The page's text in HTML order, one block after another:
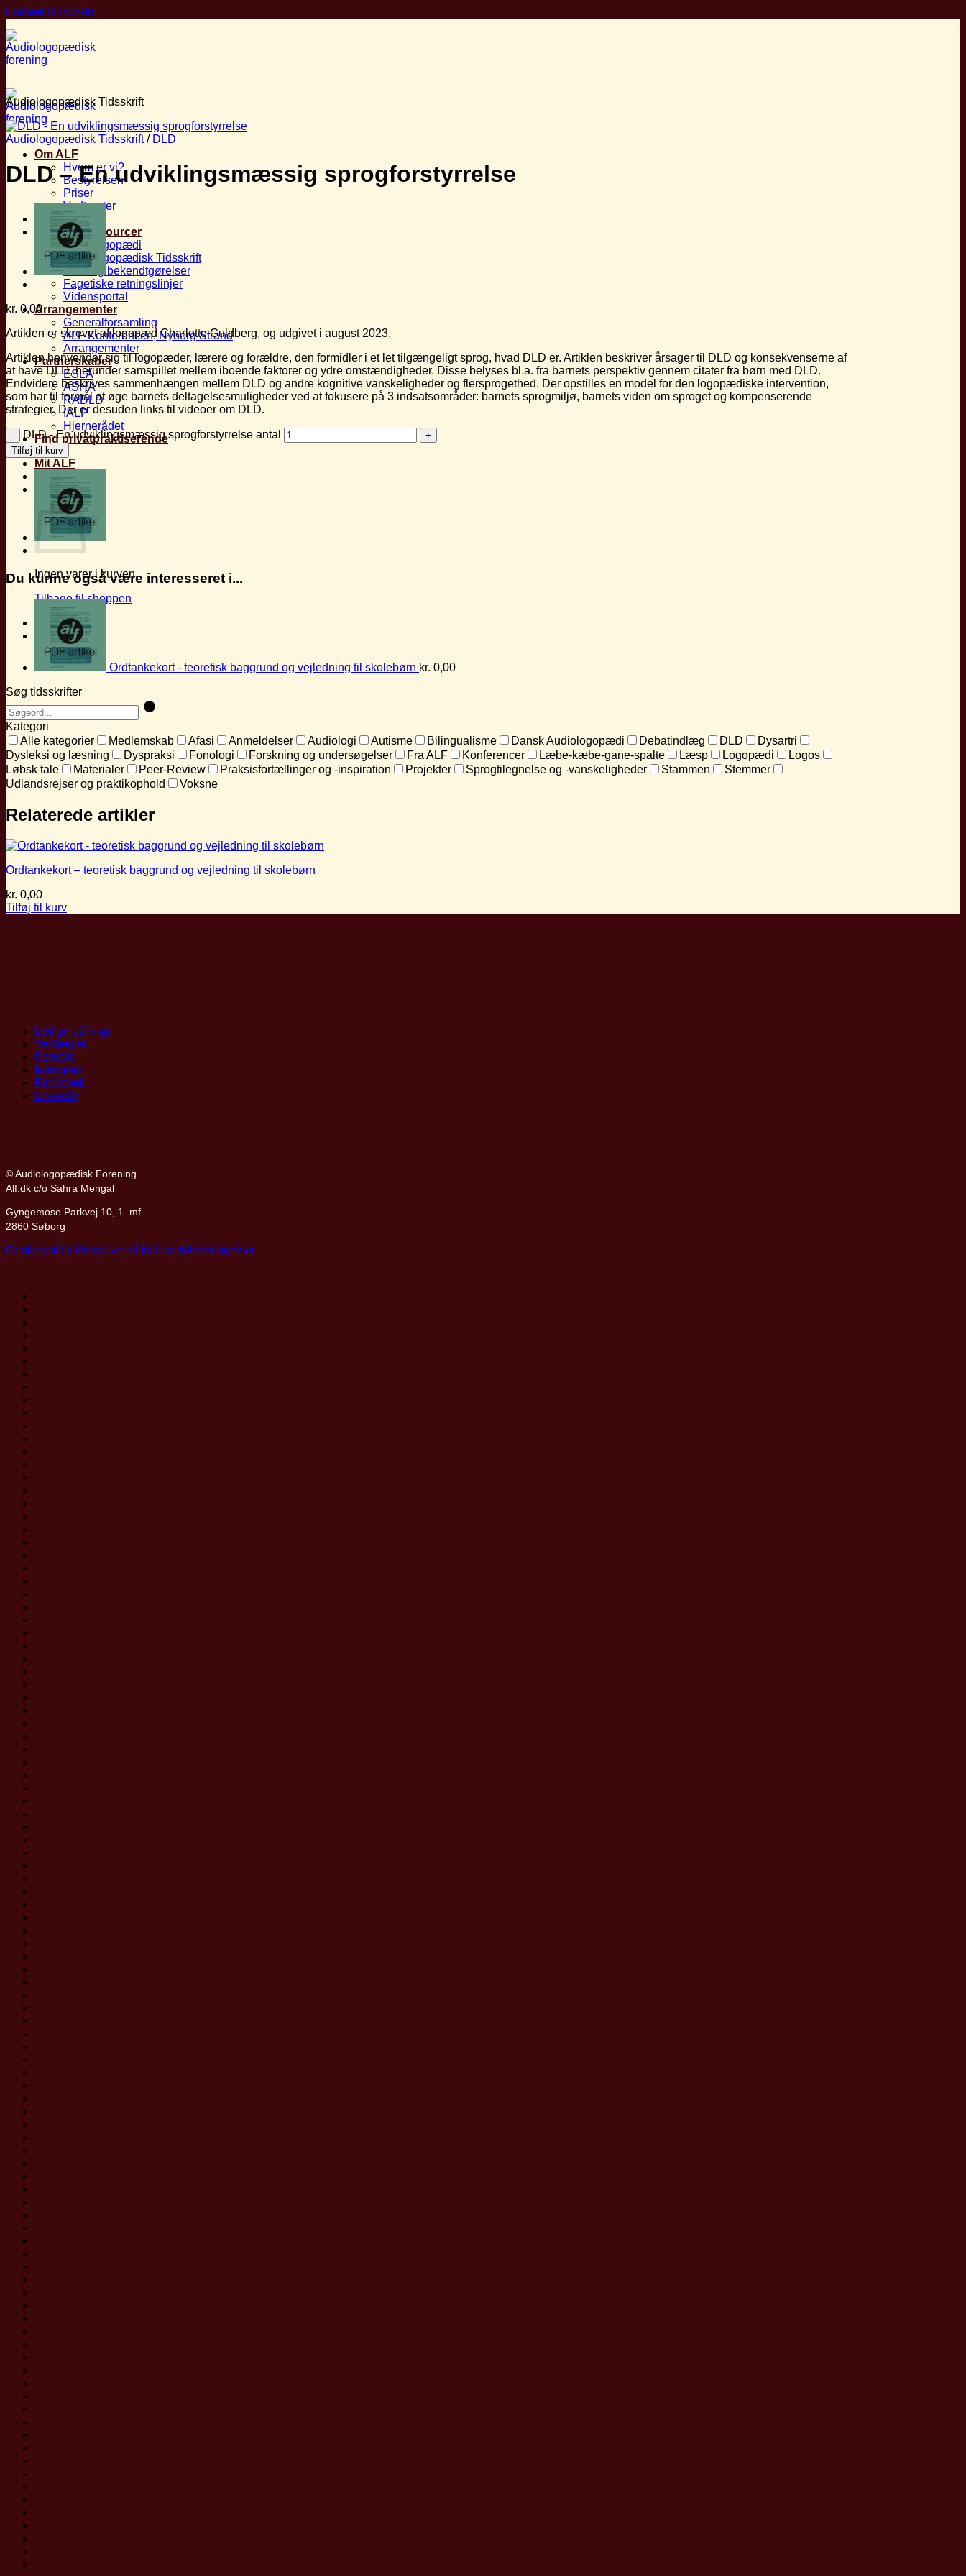
Fortsæt til indhold
Om ALF
Hvem er vi?
Bestyrelsen
Priser
Vedtægter
Medlemskab
Faglige Ressourcer
Audiologopædi
Audiologopædisk Tidsskrift
Love og bekendtgørelser
Fagetiske retningslinjer
Vidensportal
Arrangementer
Generalforsamling
ALF Konferencen, Nyborg Strand
Arrangementer
Partnerskaber
ESLA
ASHA
RADLD
IALP
Hjernerådet
Find privatpraktiserende
Mit ALF
Kurv
Ingen varer i kurven.
Tilbage til shoppen
Audiologopædisk Tidsskrift
Audiologopædisk Tidsskrift / DLD
DLD – En udviklingsmæssig sprogforstyrrelse
kr. 0,00
Artiklen er skrevet af logopæd Charlotte Guldberg, og udgivet i august 2023.
Artiklen henvender sig til logopæder, lærere og forældre, den formidler i et let tilgængeligt sprog, hvad DLD er. Artiklen beskriver årsager til DLD og konsekvenserne af
at have DLD, herunder samspillet mellem iboende faktorer og ydre omstændigheder. Disse belyses bl.a. fra barnets perspektiv gennem citater fra børn med DLD.
Endvidere beskrives sammenhængen mellem DLD og andre kognitive vanskeligheder og flersprogethed. Der opstilles en model for den logopædiske intervention,
som har til formål at øge barnets deltagelsesmuligheder ved at fokusere på 3 indsatsområder: barnets sprogmiljø, barnets viden om sproget og kompenserende
strategier. Der er desuden links til videoer om DLD.
DLD - En udviklingsmæssig sprogforstyrrelse antal
Tilføj til kurv
Du kunne også være interesseret i...
Ordtankekort - teoretisk baggrund og vejledning til skolebørn kr. 0,00
Søg tidsskrifter
Kategori
Alle kategorier
Medlemskab Afasi Anmeldelser Audiologi Autisme Bilingualisme Dansk Audiologopædi Debatindlæg DLD
Dysartri
Dysleksi og læsning
Dyspraksi Fonologi Forskning og undersøgelser Fra ALF Konferencer Læbe-kæbe-gane-spalte Læsp Logopædi
Logos
Løbsk tale
Materialer Peer-Review Praksisfortællinger og -inspiration Projekter Sprogtilegnelse og -vanskeligheder Stammen
Stemmer
Udlandsrejser og praktikophold
Voksne
Relaterede artikler
Ordtankekort – teoretisk baggrund og vejledning til skolebørn
kr. 0,00
Tilføj til kurv
Ledige stillinger
Vedtægter
Kontakt
Instagram
Facebook
LinkedIn
© Audiologopædisk Forening
Alf.dk c/o Sahra Mengal
Gyngemose Parkvej 10, 1. mf
2860 Søborg
Cookiepolitik Privatlivspolitik Handelsbetingelser